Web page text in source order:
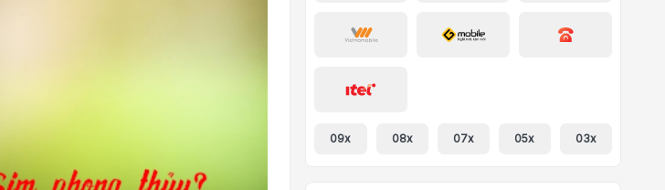
09x 08x 07x 05x 03x